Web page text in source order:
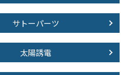
サトーパーツ
太陽誘電